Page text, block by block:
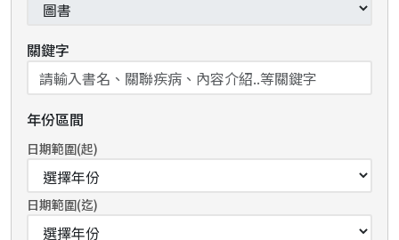
關鍵字
年份區間
日期範圍(起)
日期範圍(迄)